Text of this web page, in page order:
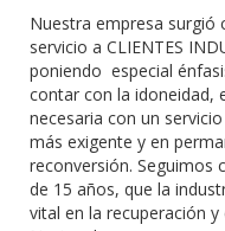
Nuestra empresa surgió
servicio a CLIENTES
poniendo especial
contar con la idoneidad,
necesaria con un
más exigente y en
reconversión. Seguimos
de 15 años, que la
vital en la recuperación